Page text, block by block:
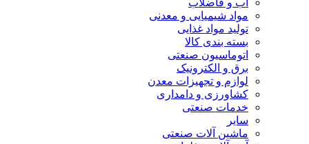
آب و فاضلاب
مواد شیمیایی و معدنی
تولید مواد غذایی
بسته بندی کالا
اتوماسیون صنعتی
برق و الکترونیک
لوازم و تجهیزات معدن
کشاورزی و دامداری
خدمات صنعتی
سایر
ماشین آلات صنعتی